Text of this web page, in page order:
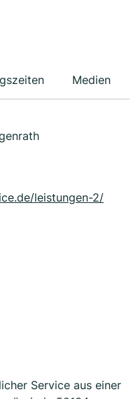
Medien
leistungen-2/
Service aus einer